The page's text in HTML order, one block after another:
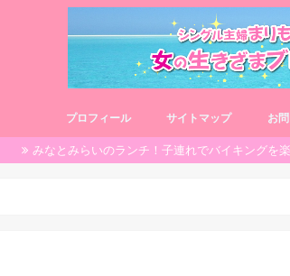
プロフィール サイトマップ お
みなとみらいのランチ！子連れでバイキングを